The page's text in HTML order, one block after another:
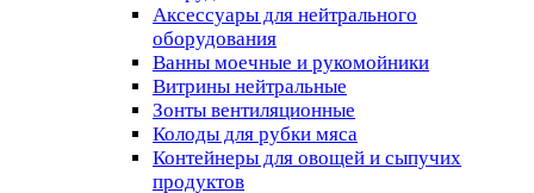
Аксессуары для нейтрального
оборудования
Ванны моечные и рукомойники
Витрины нейтральные
Зонты вентиляционные
Колоды для рубки мяса
Контейнеры для овощей и сыпучих
продуктов